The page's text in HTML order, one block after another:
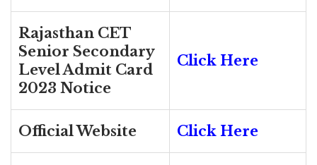
Rajasthan CET
Senior Secondary
Level Admit Card
2023 Notice
Click Here
Official Website Click Here